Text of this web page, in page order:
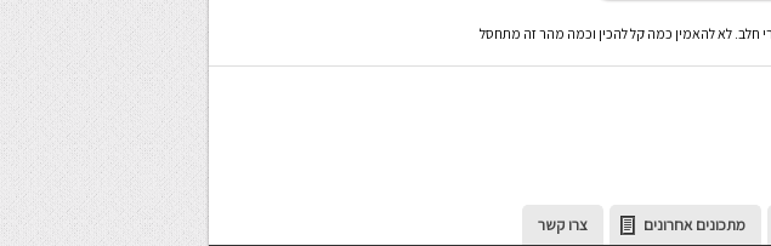
חלב. לא להאמין כמה קל להכין וכמה מהר זה מתחסל
מתכונים אחרונים צרו קשר